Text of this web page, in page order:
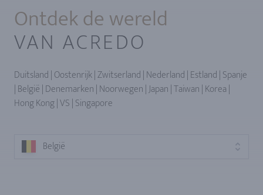
Ontdek de wereld
VAN ACREDO
Duitsland | Oostenrijk | Zwitserland | Nederland | Estland | Spanje
| België | Denemarken | Noorwegen | Japan | Taiwan | Korea |
Hong Kong | VS | Singapore
België